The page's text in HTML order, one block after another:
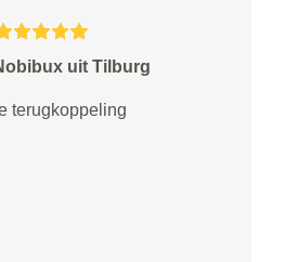
uit Tilburg
terugkoppeling